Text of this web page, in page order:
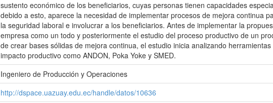
sustento económico de los beneficiarios, cuyas personas tienen capacidades
debido a esto, aparece la necesidad de implementar procesos de mejora continua
la seguridad laboral e involucrar a los beneficiarios. Antes de implementar la
empresa como un todo y posteriormente el estudio del proceso productivo de un
de crear bases sólidas de mejora continua, el estudio inicia analizando
impacto productivo como ANDON, Poka Yoke y SMED.
Ingeniero de Producción y Operaciones
http://dspace.uazuay.edu.ec/handle/datos/10636